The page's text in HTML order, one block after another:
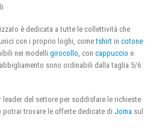
è dedicata a tutte le collettività che
con i proprio loghi, cometshirt in cotone
nei modelli girocollo , con cappuccio e
sono ordinabili dalla taglia 5/6
leader del settore per soddisfare le richieste
trovare le offerte dedicate di Joma sul